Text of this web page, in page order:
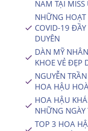
NAM TẠI MISS
NHỮNG
COVID-19
DUYÊN
DÀN MỸ
KHOE VẺ ĐẸP
NGUYỄN
HOA HẬU
HOA HẬU
NHỮNG NGÀY
TOP 3 HOA